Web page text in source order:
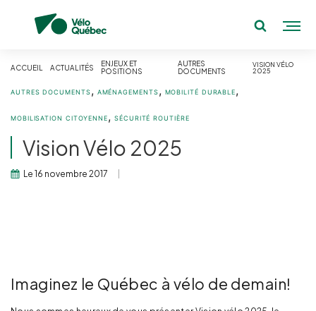
ACCUEIL ACTUALITÉS
ENJEUX ET
POSITIONS
AUTRES
DOCUMENTS
VISION VÉLO
2025
AUTRES DOCUMENTS, AMÉNAGEMENTS, MOBILITÉ DURABLE,
MOBILISATION CITOYENNE,SÉCURITÉ ROUTIÈRE
Vision Vélo 2025
Le 16 novembre 2017
Imaginez le Québec à vélo de demain!